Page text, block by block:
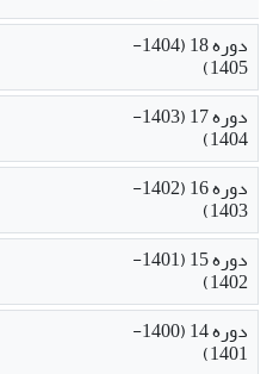
دوره 18 (1404-
1405)
دوره 17 (1403-
1404)
دوره 16 (1402-
1403)
دوره 15 (1401-
1402)
دوره 14 (1400-
1401)